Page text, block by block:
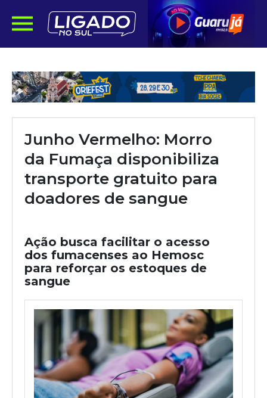
Junho Vermelho: Morro
da Fumaça disponibiliza
transporte gratuito para
doadores de sangue
Ação busca facilitar o acesso
dos fumacenses ao Hemosc
para reforçar os estoques de
sangue